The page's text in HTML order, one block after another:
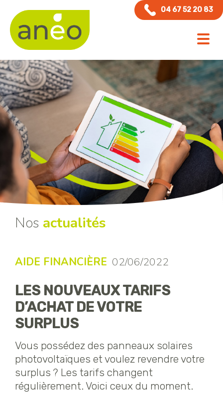
04 67 52 20 83
Nos actualités
AIDE FINANCIÈRE 02/06/2022
LES NOUVEAUX TARIFS
D’ACHAT DE VOTRE
SURPLUS
Vous possédez des panneaux solaires
photovoltaïques et voulez revendre votre
surplus ? Les tarifs changent
régulièrement. Voici ceux du moment.